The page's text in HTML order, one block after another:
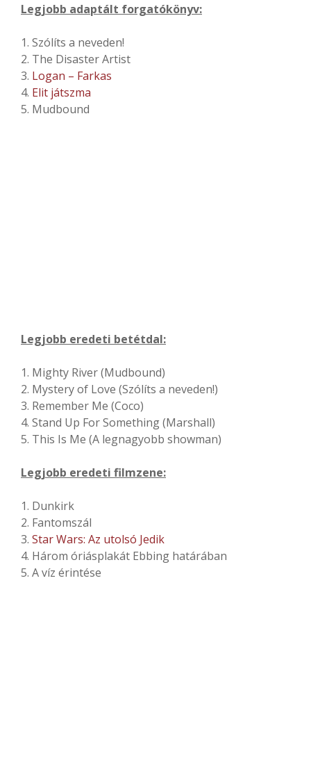
Legjobb adaptált forgatókönyv:
1. Szólíts a neveden!
2. The Disaster Artist
3. Logan – Farkas
4. Elit játszma
5. Mudbound
Legjobb eredeti betétdal:
1. Mighty River (Mudbound)
2. Mystery of Love (Szólíts a neveden!)
3. Remember Me (Coco)
4. Stand Up For Something (Marshall)
5. This Is Me (A legnagyobb showman)
Legjobb eredeti filmzene:
1. Dunkirk​​​​​​
2. Fantomszál
3. Star Wars: Az utolsó Jedik
4. Három óriásplakát Ebbing határában
5. A víz érintése